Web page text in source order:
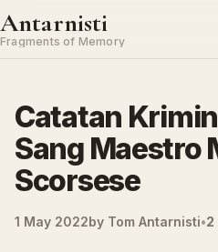
Skip to content
Antarnisti
Fragments of Memory
Catatan
Sang Maestro
Scorsese
1 May 2022by Tom Antarnisti 2